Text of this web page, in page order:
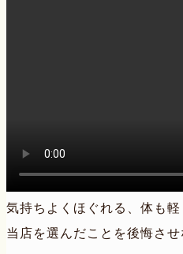
気持ちよくほぐれる、体も軽
当店を選んだことを後悔さ